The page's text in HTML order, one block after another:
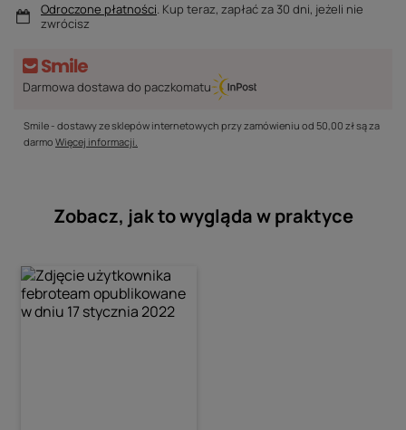
Odroczone płatności. Kup teraz, zapłać za 30 dni, jeżeli nie
zwrócisz
Darmowa dostawa do paczkomatu
Smile - dostawy ze sklepów internetowych przy zamówieniu od 50,00 złsą za
darmo Więcej informacji.
Zobacz, jak to wygląda w praktyce